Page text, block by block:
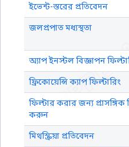
ইভেন্ট-স্তরের প্রতিবেদন
জলপ্রপাত মধ্যস্থতা
অ্যাপ ইনস্টল বিজ্ঞাপন
ফ্রিকোয়েন্সি ক্যাপ ফিল্টারিং
ফিল্টার করার জন্য প্রাসঙ্গিক
করুন
মিথস্ক্রিয়া প্রতিবেদন